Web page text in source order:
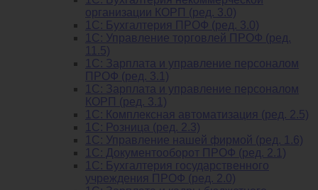
организации КОРП (ред. 3.0)
1C: Бухгалтерия ПРОФ (ред. 3.0)
1C: Управление торговлей ПРОФ (ред.
11.5)
1C: Зарплата и управление персоналом
ПРОФ (ред. 3.1)
1C: Зарплата и управление персоналом
КОРП (ред. 3.1)
1C: Комплексная автоматизация (ред. 2.5)
1С: Розница (ред. 2.3)
1С: Управление нашей фирмой (ред. 1.6)
1С: Документооборот ПРОФ (ред. 2.1)
1C: Бухгалтерия государственного
учреждения ПРОФ (ред. 2.0)